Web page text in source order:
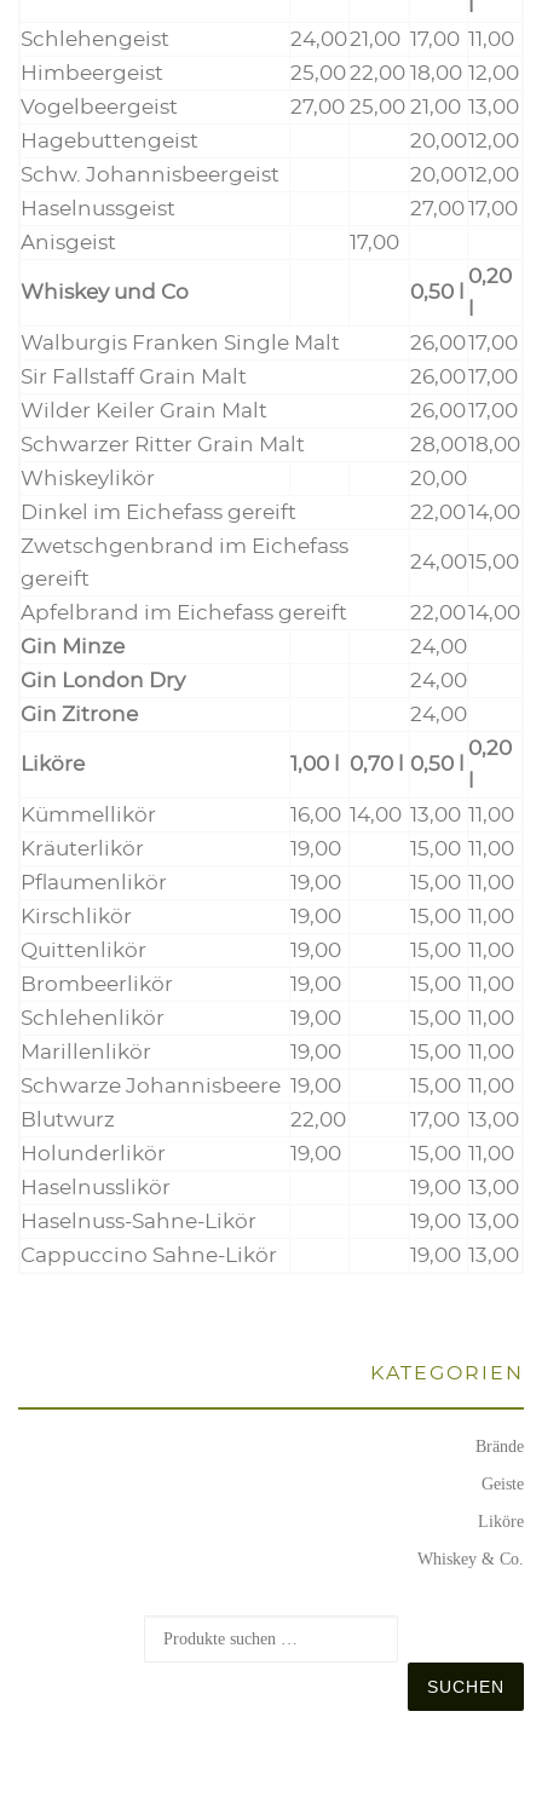
Schle­hen­geist
24,0021,00 17,00 11,00
Him­beer­geist
25,0022,00 18,00 12,00
Vogel­beer­geist
27,00 25,00 21,00 13,00
Hage­but­ten­geist
20,0012,00
Schw. Johan­nis­beer­geist
20,0012,00
Hasel­nuss­geist
27,0017,00
Anis­geist
17,00
Whis­key und Co 0,50 l
0,20
Wal­bur­gis Fran­ken Sin­gle Malt
26,0017,00
Sir Fall­staff Grain Malt
26,0017,00
Wil­der Kei­ler Grain Malt
26,0017,00
Schwar­zer Rit­ter Grain Malt
28,0018,00
Whis­key­li­kör
20,00
Din­kel im Eiche­fass gereift
22,0014,00
Zwetsch­ge­n­brand im Eiche­fass
gereift
24,0015,00
Apfel­brand im Eiche­fass gereift 22,0014,00
Gin Min­ze
24,00
Gin Lon­don Dry
24,00
Gin Zitro­ne
24,00
Likö­re 1,00 l 0,70 l 0,50 l
0,20
Küm­mel­li­kör
16,00 14,00 13,00 11,00
Kräu­ter­li­kör
19,00 15,00 11,00
Pflau­men­li­kör
19,00 15,00 11,00
Kirsch­li­kör
19,00 15,00 11,00
Quit­ten­li­kör
19,00 15,00 11,00
Brom­beer­li­kör
19,00 15,00 11,00
Schle­hen­li­kör
19,00 15,00 11,00
Maril­len­li­kör
19,00 15,00 11,00
Schwar­ze Johannisbeere 19,00 15,00 11,00
Blut­wurz
22,00 17,00 13,00
Holun­der­li­kör
19,00 15,00 11,00
Hasel­nuss­li­kör
19,00 13,00
Hasel­nuss-Sah­ne-Likör
19,00 13,00
Cap­puc­ci­no Sahne-Likör
19,00 13,00
KATE­GO­RIEN
Brände
Geiste
Liköre
Whiskey & Co.
SUCHEN